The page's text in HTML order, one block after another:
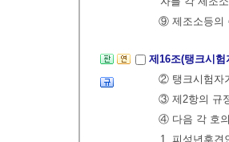
⑨ 제조소등의
제16조(탱크시
② 탱크시험자
③ 제2항의 규
④ 다음 각 호
1. 피성년후견